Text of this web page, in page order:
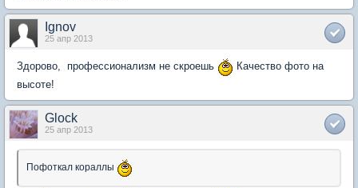
Ignov
25 апр 2013
Здорово, профессионализм не скроешь
Качество фото на
высоте!
Glock
25 апр 2013
Пофоткал кораллы